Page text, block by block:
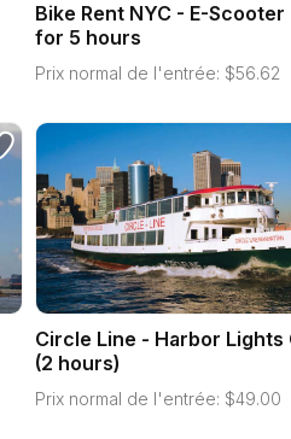
Bike Rent NYC - E-Scooter
for 5 hours
Prix normal de l'entrée: $56.62
Circle Line - Harbor Lights
(2 hours)
Prix normal de l'entrée: $49.00